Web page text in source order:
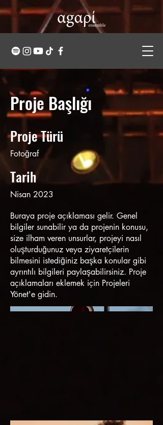
Proje Başlığı
Proje Türü
Fotoğraf
Tarih
Nisan 2023
Buraya proje açıklaması gelir. Genel
bilgiler sunabilir ya da projenin konusu,
size ilham veren unsurlar, projeyi nasıl
oluşturduğunuz veya ziyaretçilerin
bilmesini istediğiniz başka konular gibi
ayrıntılı bilgileri paylaşabilirsiniz. Proje
açıklamaları eklemek için Projeleri
Yönet'e gidin.